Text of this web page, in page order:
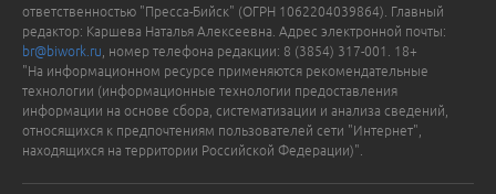
ответственностью "Пресса-Бийск" (ОГРН 1062204039864). Главный
редактор: Каршева Наталья Алексеевна. Адрес электронной почты:
br@biwork.ru , номер телефона редакции: 8 (3854) 317-001. 18+
"На информационном ресурсе применяются рекомендательные
технологии (информационные технологии предоставления
информации на основе сбора, систематизации и анализа сведений,
относящихся к предпочтениям пользователей сети "Интернет",
находящихся на территории Российской Федерации)".